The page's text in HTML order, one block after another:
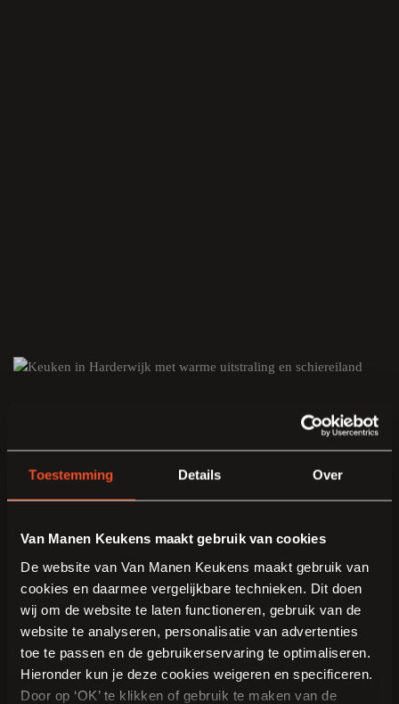
Toestemming Details Over
Van Manen Keukens maakt gebruik van cookies
De website van Van Manen Keukens maakt gebruik van
cookies en daarmee vergelijkbare technieken. Dit doen
wij om de website te laten functioneren, gebruik van de
website te analyseren, personalisatie van advertenties
toe te passen en de gebruikerservaring te optimaliseren.
Hieronder kun je deze cookies weigeren en specificeren.
Door op ‘OK’ te klikken of gebruik te maken van de